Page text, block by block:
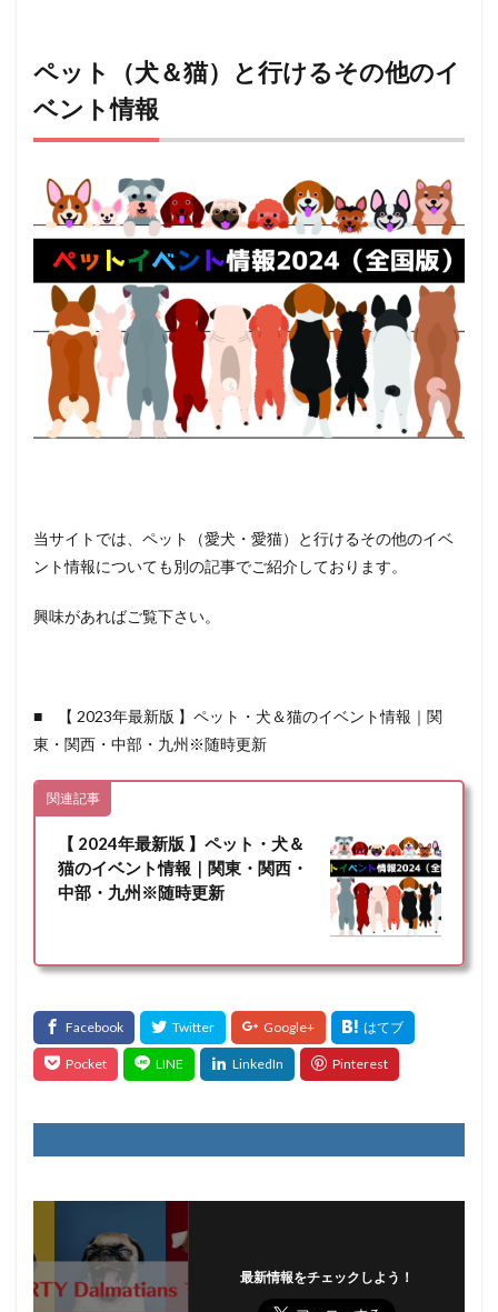
ペット（犬＆猫）と行けるその他のイ
ベント情報
当サイトでは、ペット（愛犬・愛猫）と行けるその他のイベ
ント情報についても別の記事でご紹介しております。
興味があればご覧下さい。
■ 【 2023年最新版 】ペット・犬＆猫のイベント情報｜関
東・関西・中部・九州※随時更新
関連記事
【 2024年最新版 】ペット・犬＆
猫のイベント情報｜関東・関西・
中部・九州※随時更新
最新情報をチェックしよう！